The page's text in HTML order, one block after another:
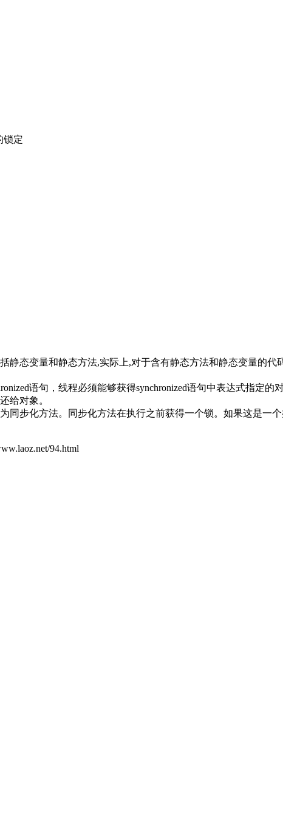
锁定
静态变量和静态方法,实际上,对于含有静态方法和静态变量的代
语句，线程必须能够获得synchronized语句中表达式指定
给对象。
同步化方法。同步化方法在执行之前获得一个锁。如果这是一
94.html